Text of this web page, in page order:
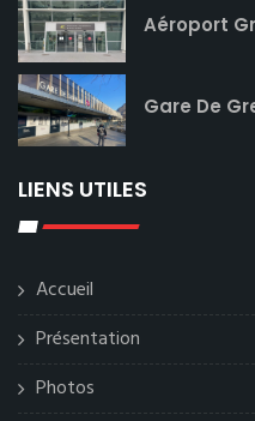
Aéroport
Gare De
LIENS UTILES
Accueil
Présentation
Photos